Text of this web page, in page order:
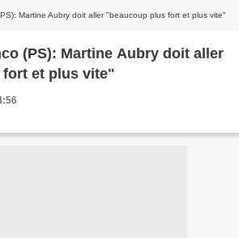
Martine Aubry doit aller "beaucoup plus fort et plus vite"
(PS): Martine Aubry doit aller
et plus vite"